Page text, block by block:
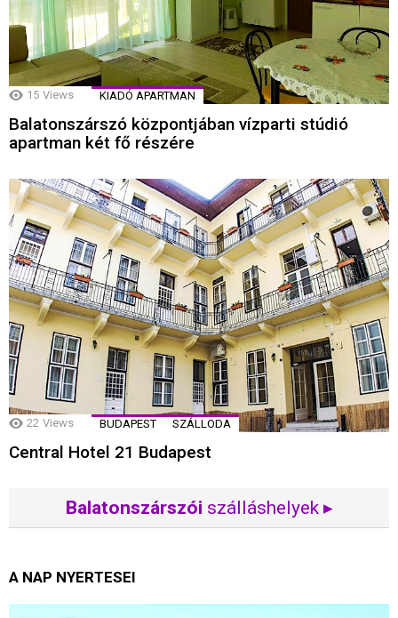
15 Views KIADÓ APARTMAN
Balatonszárszó központjában vízparti stúdió
apartman két fő részére
22 Views BUDAPEST SZÁLLODA
Central Hotel 21 Budapest
Balatonszárszói szálláshelyek ▸
A NAP NYERTESEI